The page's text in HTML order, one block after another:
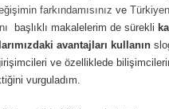
farkındamısınız ve
başlıklı makalelerim de sürekli
avantajları kullanın
ve özelliklede
vurguladım.